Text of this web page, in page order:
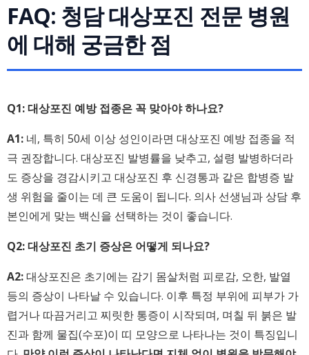
FAQ: 청담 대상포진 전문 병원
에 대해 궁금한 점
Q1: 대상포진 예방 접종은 꼭 맞아야 하나요?
A1: 네, 특히 50세 이상 성인이라면 대상포진 예방 접종을 적
극 권장합니다. 대상포진 발병률을 낮추고, 설령 발병하더라
도 증상을 경감시키고 대상포진 후 신경통과 같은 합병증 발
생 위험을 줄이는 데 큰 도움이 됩니다. 의사 선생님과 상담 후
본인에게 맞는 백신을 선택하는 것이 좋습니다.
Q2: 대상포진 초기 증상은 어떻게 되나요?
A2:대상포진은 초기에는 감기 몸살처럼 피로감, 오한, 발열
등의 증상이 나타날 수 있습니다. 이후 특정 부위에 피부가 가
렵거나 따끔거리고 찌릿한 통증이 시작되며, 며칠 뒤 붉은 발
진과 함께 물집(수포)이 띠 모양으로 나타나는 것이 특징입니